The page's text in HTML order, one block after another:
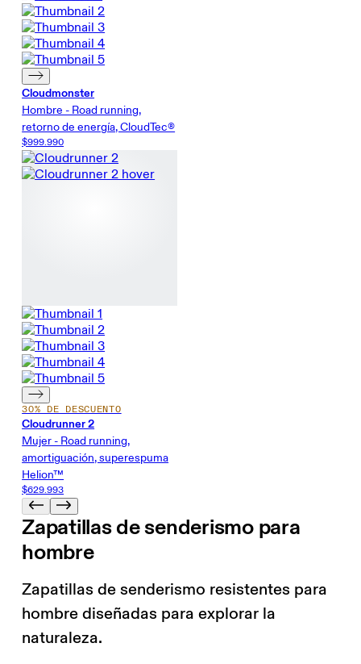
Cloudmonster
Hombre - Road running,
retorno de energía, CloudTec®
$999.990
30% DE DESCUENTO
Cloudrunner 2
Mujer - Road running,
amortiguación, superespuma
Helion™
$629.993
Zapatillas de senderismo para
hombre
Zapatillas de senderismo resistentes para
hombre diseñadas para explorar la
naturaleza.